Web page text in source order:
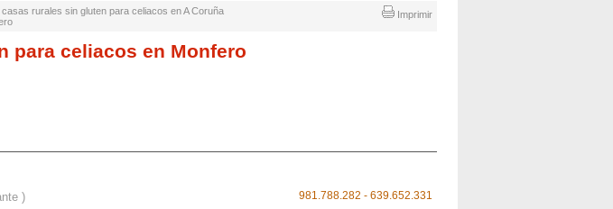
Imprimir
casas rurales sin gluten para celiacos en A Coruña
para celiacos en Monfero
981.788.282 - 639.652.331
)